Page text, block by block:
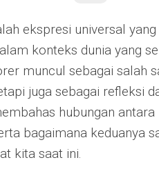
ekspresi universal
konteks dunia yang
muncul sebagai salah
juga sebagai refleksi
hubungan
bagaimana keduanya
kita saat ini.